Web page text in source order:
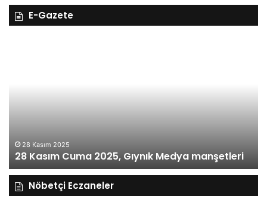
E-Gazete
27 Kasım Perşembe 2025, Gıynık Medya
manşetleri
Nöbetçi Eczaneler